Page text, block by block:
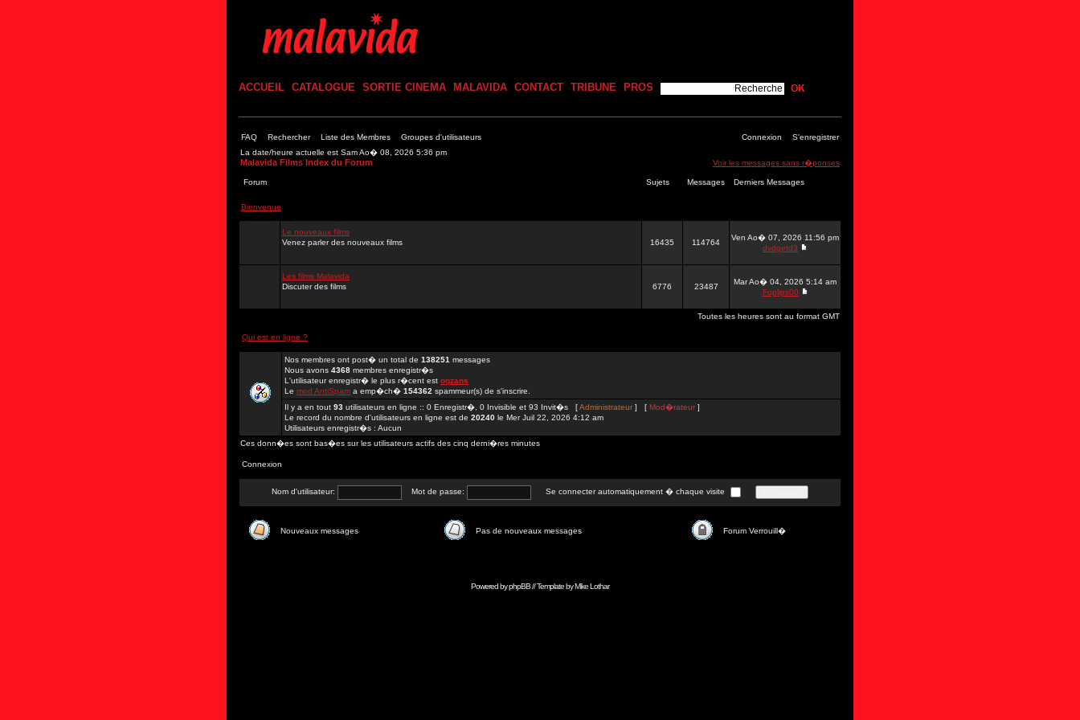
ACCUEIL CATALOGUE SORTIE CINEMA MALAVIDA CONTACT TRIBUNE PROS
FAQ Rechercher Liste des Membres Groupes d'utilisateurs Connexion
S'enregistrer
La date/heure actuelle est Sam Ao� 08, 2026 5:36 pm
Malavida Films Index du Forum Voir les messages sans r�ponses
Forum Sujets Messages Derniers Messages
Bienvenue
Le nouveaux films
Venez parler des nouveaux films
16435 114764
Ven Ao� 07, 2026 11:56 pm
dvdgetd3
Les films Malavida
Discuter des films
6776 23487
Mar Ao� 04, 2026 5:14 am
Foplips00
Toutes les heures sont au format GMT
Qui est en ligne ?
Nos membres ont post� un total de 138251 messages
Nous avons 4368 membres enregistr�s
L'utilisateur enregistr� le plus r�cent est oqzans
Le mod AntiSpam a emp�ch� 154362 spammeur(s) de s'inscrire.
Il y a en tout 93 utilisateurs en ligne :: 0 Enregistr�, 0 Invisible et 93 Invit�s [Administrateur] [ Mod�rateur ]
Le record du nombre d'utilisateurs en ligne est de 20240 le Mer Juil 22, 2026 4:12 am
Utilisateurs enregistr�s : Aucun
Ces donn�es sont bas�es sur les utilisateurs actifs des cinq derni�res minutes
Connexion
Nom d'utilisateur: Mot de passe: Se connecter automatiquement � chaque visite
Nouveaux messages Pas de nouveaux messages Forum Verrouill�
Powered byphpBB// Template byMike Lothar